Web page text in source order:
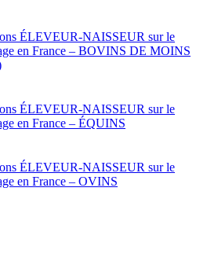
ÉLEVEUR-NAISSEUR sur le
en France – BOVINS DE MOINS
ÉLEVEUR-NAISSEUR sur le
en France – ÉQUINS
ÉLEVEUR-NAISSEUR sur le
en France – OVINS